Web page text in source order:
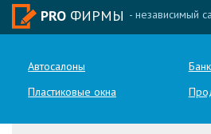
PRO ФИРМЫ - независимый
Автосалоны
Пластиковые окна